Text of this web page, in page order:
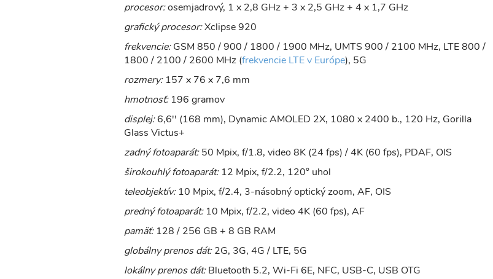
procesor:osemjadrový, 1 x 2,8 GHz + 3 x 2,5 GHz + 4 x 1,7 GHz
grafický procesor:Xclipse 920
frekvencie:GSM 850 / 900 / 1800 / 1900 MHz, UMTS 900 / 2100 MHz, LTE 800 /
1800 / 2100 / 2600 MHz (frekvencie LTE v Európe), 5G
rozmery: 157 x 76 x 7,6 mm
hmotnosť: 196 gramov
displej:6,6'' (168 mm), Dynamic AMOLED 2X, 1080 x 2400 b., 120 Hz, Gorilla
Glass Victus+
zadný fotoaparát:50 Mpix, f/1.8, video 8K (24 fps) / 4K (60 fps), PDAF, OIS
širokouhlý fotoaparát:12 Mpix, f/2.2, 120° uhol
teleobjektív:10 Mpix, f/2.4, 3-násobný optický zoom, AF, OIS
predný fotoaparát:10 Mpix, f/2.2, video 4K (60 fps), AF
pamäť: 128 / 256 GB + 8 GB RAM
globálny prenos dát:2G, 3G, 4G / LTE, 5G
lokálny prenos dát:Bluetooth 5.2, Wi-Fi 6E, NFC, USB-C, USB OTG